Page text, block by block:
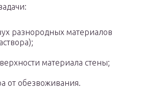
разнородных материалов
материала стены;
от обезвоживания.